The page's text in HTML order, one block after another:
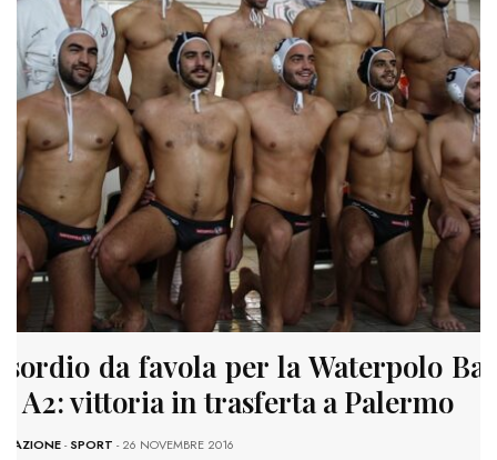
da favola per la Waterpolo
A2: vittoria in trasferta a Palermo
-SPORT - 26 NOVEMBRE 2016